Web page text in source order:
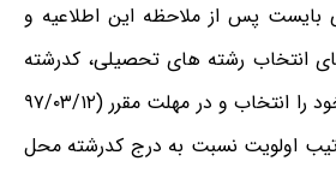
بایست پس از ملاحظه این اطلاعیه و
انتخاب رشته های تحصیلی، کدرشته
محل های مورد علاقه خود را انتخاب و در مهلت مقرر (۹۷/۰۳/۱۲
۰۳/۱۹) به ترتیب اولویت نسبت به درج کدرشته محل